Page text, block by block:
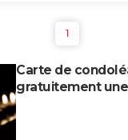
1
Carte de
gratuitement